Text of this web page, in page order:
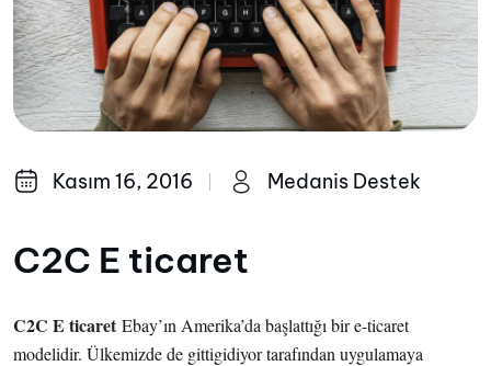
Kasım 16, 2016 Medanis Destek
C2C E ticaret
C2C E ticaretEbay’ın Amerika’da başlattığı bir e-ticaret
modelidir. Ülkemizde de gittigidiyor tarafından uygulamaya